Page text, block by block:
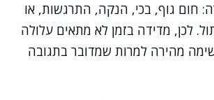
חום גוף, בכי, הנקה, התרגשות, או
לכן, מדידה בזמן לא מתאים עלולה
מהירה למרות שמדובר בתגובה